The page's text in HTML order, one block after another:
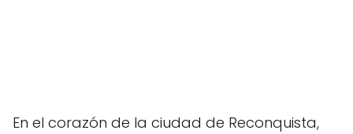
En el corazón de la ciudad de Reconquista,